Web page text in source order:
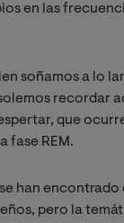
en las
soñamos a lo
recordar
que
fase REM.
han encontrado
pero la